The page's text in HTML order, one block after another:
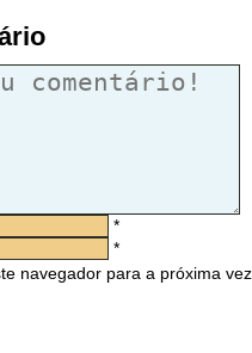
*
*
navegador para a próxima